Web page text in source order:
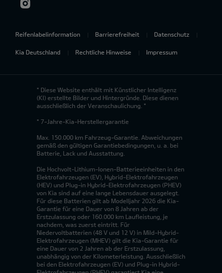
Reifenlabelinformation Barrierefreiheit Datenschutz
Kia Deutschland Rechtliche Hinweise Impressum
* Diese Website enthält mit Künstlicher Intelligenz
(KI) erstellte Bilder und Hintergründe. Diese dienen
ausschließlich der Veranschaulichung. *
* 7-Jahre-Kia-Herstellergarantie
Max. 150.000 km Fahrzeug-Garantie. Abweichungen
gemäß den gültigen Garantiebedingungen, u. a. bei
Batterie, Lack und Ausstattung.
Die Hochvolt-Lithium-Ionen-Batterieeinheiten in den
Elektrofahrzeugen (EV), Hybrid-Elektrofahrzeugen
(HEV) und Plug-in Hybrid-Elektrofahrzeugen (PHEV)
von Kia sind auf eine lange Lebensdauer ausgelegt.
Für diese Batterien gilt ab Modelljahr 2026 die Kia-
Garantie für eine Dauer von 8 Jahren ab der
Erstzulassung oder 160.000 km Laufleistung, je
nachdem, was zuerst eintritt. Für
Niedervoltbatterien (48 V und 12 V) in Mild-Hybrid-
Elektrofahrzeugen (MHEV) gilt die Kia-Garantie für
eine Dauer von 2 Jahren ab der Erstzulassung,
unabhängig von der Kilometerleistung. Ausschließlich
bei den Elektrofahrzeugen (EV) und Plug-in Hybrid-